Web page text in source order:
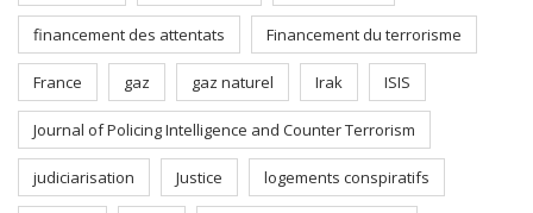
financement des attentats Financement du terrorisme
France gaz gaz naturel Irak ISIS
Journal of Policing Intelligence and Counter Terrorism
judiciarisation Justice logements conspiratifs